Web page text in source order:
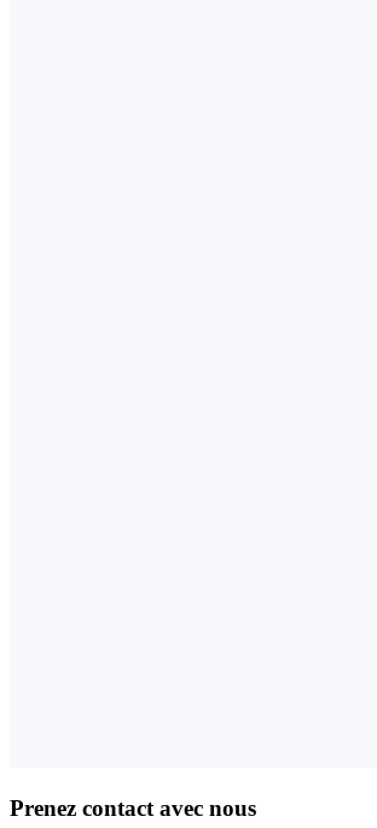
Prenez contact avec nous